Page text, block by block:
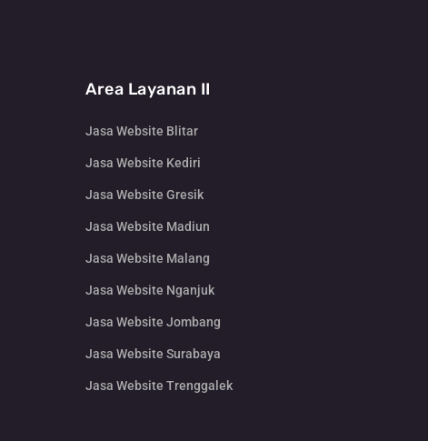
Area Layanan II
Jasa Website Blitar
Jasa Website Kediri
Jasa Website Gresik
Jasa Website Madiun
Jasa Website Malang
Jasa Website Nganjuk
Jasa Website Jombang
Jasa Website Surabaya
Jasa Website Trenggalek